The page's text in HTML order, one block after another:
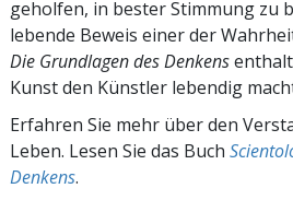
geholfen, in bester Stimmung zu
lebende Beweis einer der
Die Grundlagen des Denkens
Kunst den Künstler lebendig
Erfahren Sie mehr über den
Leben. Lesen Sie das Buch
Denkens.